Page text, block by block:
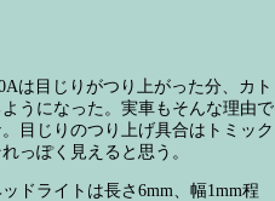
は目じりがつり上がった分、カト
うになった。実車もそんな理由で
目じりのつり上げ具合はトミック
っぽく見えると思う。
ドライトは長さ6mm、幅1mm程